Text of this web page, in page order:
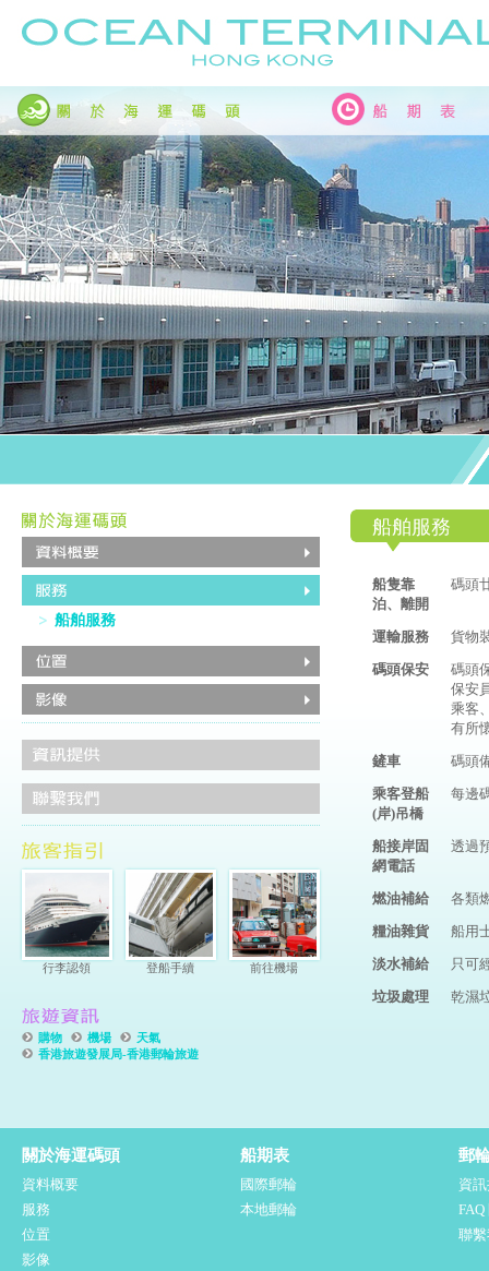
船舶服務
行李認領 登船手續 前往機場
購物 機場
天氣
香港旅遊發展局-香港郵輪旅遊
船舶服務
船隻靠
泊、離開
碼頭
運輸服務
貨物
碼頭保安
碼頭
保安
乘客
有所
鏟車
碼頭
乘客登船
(岸)吊橋
每邊
船接岸固
網電話
透過
燃油補給
各類
糧油雜貨
船用
淡水補給
只可
垃圾處理
乾濕
關於海運碼頭
資料概要
服務
位置
影像
船期表
國際郵輪
本地郵輪
郵
資
聯